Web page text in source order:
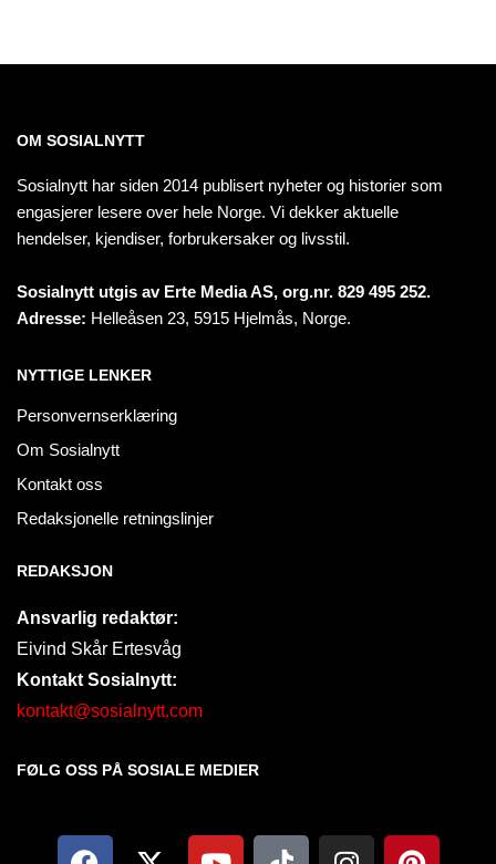
OM SOSIALNYTT
Sosialnytt har siden 2014 publisert nyheter og historier som
engasjerer lesere over hele Norge. Vi dekker aktuelle
hendelser, kjendiser, forbrukersaker og livsstil.
Sosialnytt utgis av Erte Media AS, org.nr. 829 495 252.
Adresse: Helleåsen 23, 5915 Hjelmås, Norge.
NYTTIGE LENKER
Personvernserklæring
Om Sosialnytt
Kontakt oss
Redaksjonelle retningslinjer
REDAKSJON
Ansvarlig redaktør:
Eivind Skår Ertesvåg
Kontakt Sosialnytt:
kontakt@sosialnytt.com
FØLG OSS PÅ SOSIALE MEDIER​